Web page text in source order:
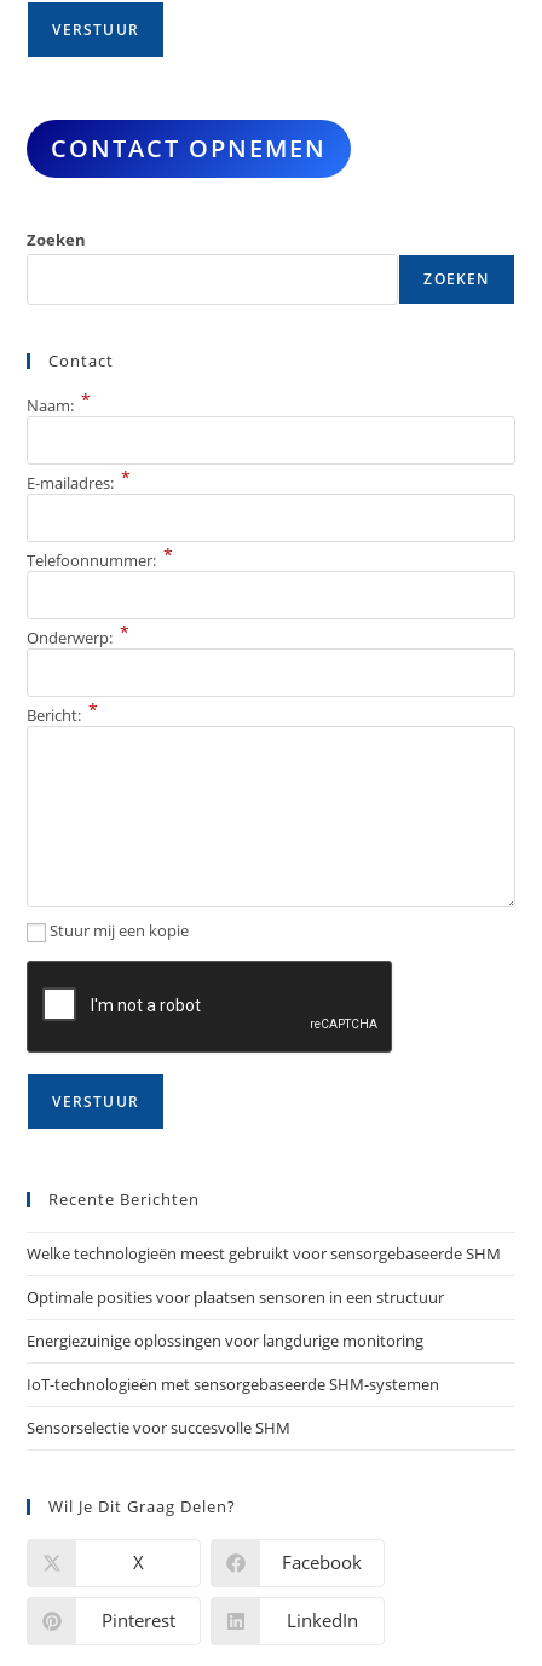
CONTACT OPNEMEN
Zoeken
ZOEKEN
Contact
Naam: *
E-mailadres: *
Telefoonnummer: *
Onderwerp: *
Bericht: *
Stuur mij een kopie
Recente Berichten
Welke technologieën meest gebruikt voor sensorgebaseerde SHM
Optimale posities voor plaatsen sensoren in een structuur
Energiezuinige oplossingen voor langdurige monitoring
IoT-technologieën met sensorgebaseerde SHM-systemen
Sensorselectie voor succesvolle SHM
Wil Je Dit Graag Delen?
X Facebook
Pinterest LinkedIn